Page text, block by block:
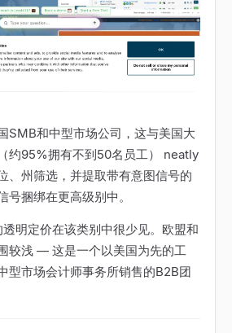
SMB和中型市场公司，这与美国大
约95%拥有不到50名员工） neatly
、州筛选，并提取带有意图信号的
号捆绑在更高级别中。
明定价在该类别中很少见。欧盟和
较浅 — 这是一个以美国为先的工
型市场会计师事务所销售的B2B团